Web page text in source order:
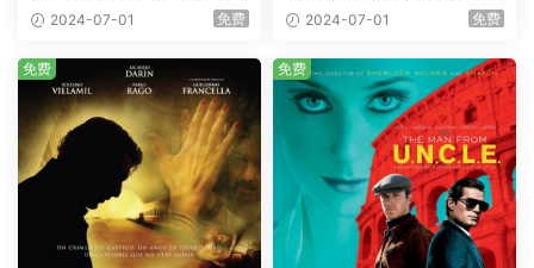
eHD5.1 [BDISO 22.64GB]
2024-07-01 免费
AVC.DTS-HD.MA.5.1-HDHo
2024-07-01 免费
免费 免费